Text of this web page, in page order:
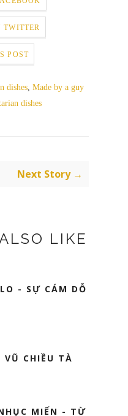
TWITTER
POST
dishes, Made by a guy
dishes
Next Story →
LIKE
- SỰ CÁM DỖ
VŨ CHIỀU TÀ
MIẾN - TỪ